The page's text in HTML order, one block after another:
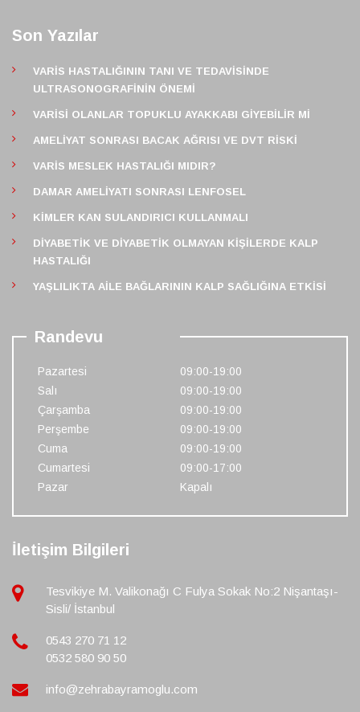
Son Yazılar
VARIS HASTALIĞININ TANI VE TEDAVISINDE
ULTRASONOGRAFININ ÖNEMI
VARISI OLANLAR TOPUKLU AYAKKABI GIYEBILIR MI
AMELIYAT SONRASI BACAK AĞRISI VE DVT RISKI
VARIS MESLEK HASTALIĞI MIDIR?
DAMAR AMELIYATI SONRASI LENFOSEL
KIMLER KAN SULANDIRICI KULLANMALI
DIYABETIK VE DIYABETIK OLMAYAN KIŞILERDE KALP
HASTALIĞI
YAŞLILIKTA AILE BAĞLARININ KALP SAĞLIĞINA ETKISI
Randevu
Pazartesi
09:00-19:00
Salı
09:00-19:00
Çarşamba
09:00-19:00
Perşembe
09:00-19:00
Cuma
09:00-19:00
Cumartesi
09:00-17:00
Pazar
Kapalı
İletişim Bilgileri
Tesvikiye M. Valikonağı C Fulya Sokak No:2 Nişantaşı-
Sisli/ İstanbul
0543 270 71 12
0532 580 90 50
info@zehrabayramoglu.com